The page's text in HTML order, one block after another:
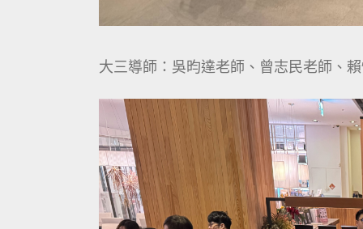
大三導師：吳昀達老師、曾志民老師、